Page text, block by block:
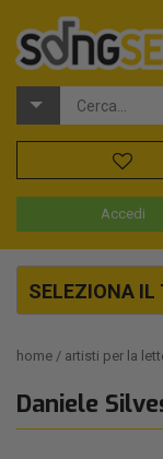
Accedi
SELEZIONA IL
home artisti per la
Daniele